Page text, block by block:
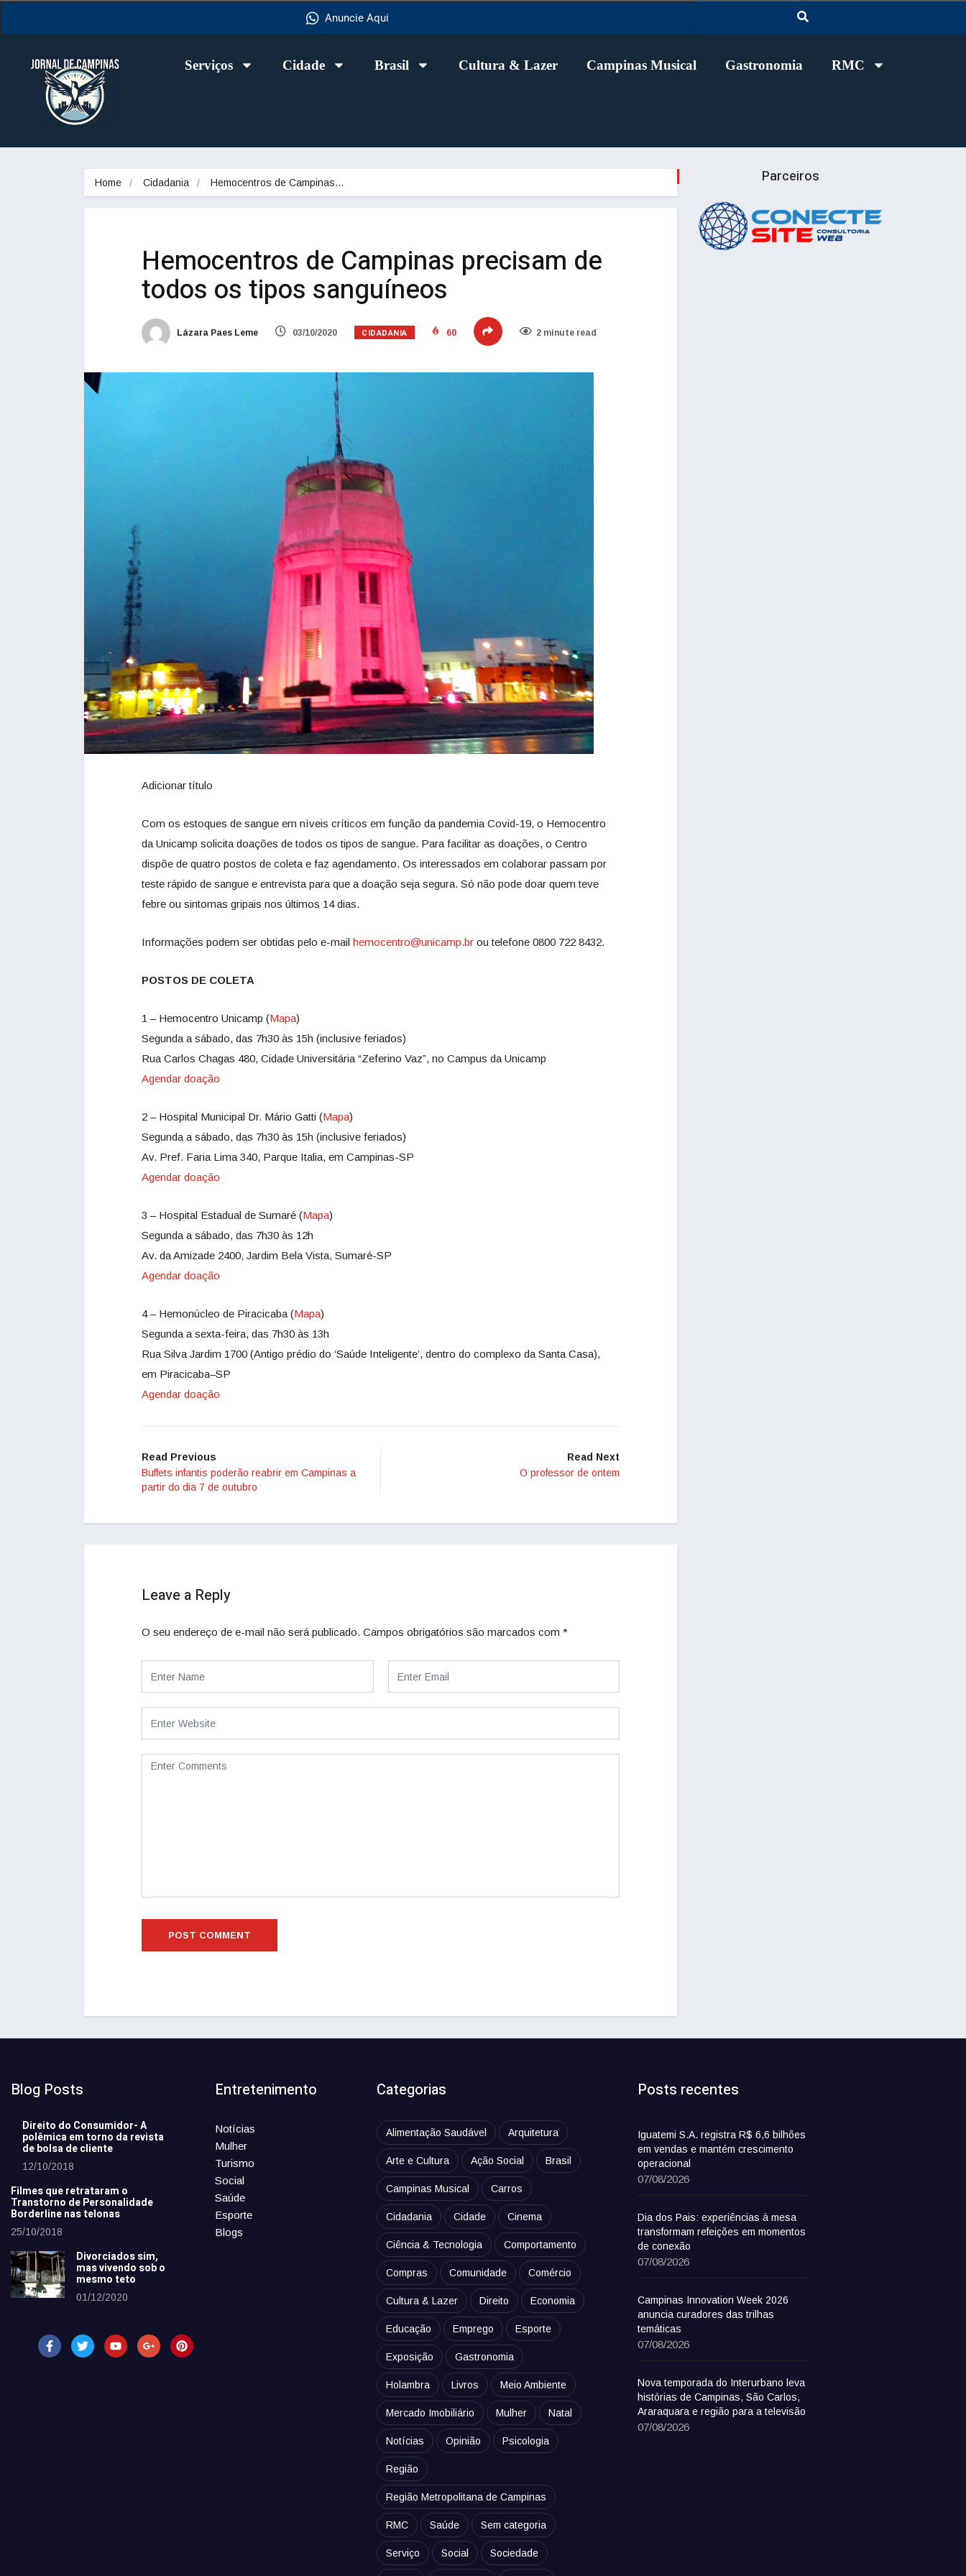
Anuncie Aqui
Serviços Cidade Brasil Cultura & Lazer Campinas Musical Gastronomia RMC
Home Cidadania Hemocentros de Campinas…
Hemocentros de Campinas precisam de
todos os tipos sanguíneos
Lázara Paes Leme 03/10/2020 CIDADANIA 60 2 minute read
Adicionar título
Com os estoques de sangue em níveis críticos em função da pandemia Covid-19, o Hemocentro
da Unicamp solicita doações de todos os tipos de sangue. Para facilitar as doações, o Centro
dispõe de quatro postos de coleta e faz agendamento. Os interessados em colaborar passam por
teste rápido de sangue e entrevista para que a doação seja segura. Só não pode doar quem teve
febre ou sintomas gripais nos últimos 14 dias.
Informações podem ser obtidas pelo e-mail hemocentro@unicamp.br ou telefone 0800 722 8432.
POSTOS DE COLETA
1 – Hemocentro Unicamp (Mapa)
Segunda a sábado, das 7h30 às 15h (inclusive feriados)
Rua Carlos Chagas 480, Cidade Universitária “Zeferino Vaz”, no Campus da Unicamp
Agendar doação
2 – Hospital Municipal Dr. Mário Gatti (Mapa)
Segunda a sábado, das 7h30 às 15h (inclusive feriados)
Av. Pref. Faria Lima 340, Parque Italia, em Campinas-SP
Agendar doação
3 – Hospital Estadual de Sumaré (Mapa)
Segunda a sábado, das 7h30 às 12h
Av. da Amizade 2400, Jardim Bela Vista, Sumaré-SP
Agendar doação
4 – Hemonúcleo de Piracicaba (Mapa)
Segunda a sexta-feira, das 7h30 às 13h
Rua Silva Jardim 1700 (Antigo prédio do ‘Saúde Inteligente’, dentro do complexo da Santa Casa),
em Piracicaba–SP
Agendar doação
Read Previous
Buffets infantis poderão reabrir em Campinas a
partir do dia 7 de outubro
Read Next
O professor de ontem
Leave a Reply
O seu endereço de e-mail não será publicado. Campos obrigatórios são marcados com *
Parceiros
Blog Posts
Direito do Consumidor- A
polêmica em torno da revista
de bolsa de cliente
12/10/2018
Filmes que retrataram o
Transtorno de Personalidade
Borderline nas telonas
25/10/2018
Divorciados sim,
mas vivendo sob o
mesmo teto
01/12/2020
Entretenimento
Notícias
Mulher
Turismo
Social
Saúde
Esporte
Blogs
Categorias
Alimentação Saudável Arquitetura
Arte e Cultura Ação Social Brasil
Campinas Musical Carros
Cidadania Cidade Cinema
Ciência & Tecnologia Comportamento
Compras Comunidade Comércio
Cultura & Lazer Direito Economia
Educação Emprego Esporte
Exposição Gastronomia
Holambra Livros Meio Ambiente
Mercado Imobiliário Mulher Natal
Notícias Opinião Psicologia
Região
Região Metropolitana de Campinas
RMC Saúde Sem categoria
Serviço Social Sociedade
Posts recentes
Iguatemi S.A. registra R$ 6,6 bilhões
em vendas e mantém crescimento
operacional
07/08/2026
Dia dos Pais: experiências à mesa
transformam refeições em momentos
de conexão
07/08/2026
Campinas Innovation Week 2026
anuncia curadores das trilhas
temáticas
07/08/2026
Nova temporada do Interurbano leva
histórias de Campinas, São Carlos,
Araraquara e região para a televisão
07/08/2026